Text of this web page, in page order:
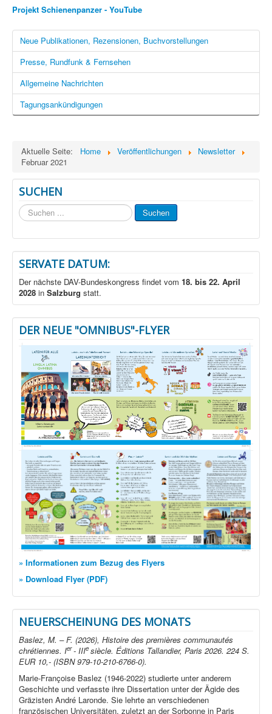
Projekt Schienenpanzer - YouTube
Neue Publikationen, Rezensionen, Buchvorstellungen
Presse, Rundfunk & Fernsehen
Allgemeine Nachrichten
Tagungsankündigungen
Aktuelle Seite: Home Veröffentlichungen
Newsletter
Februar 2021
SUCHEN
Suchen
...
Suchen
SERVATE DATUM:
Der nächste DAV-Bundeskongress findet vom 18. bis 22. April
2028 in Salzburg statt.
DER NEUE "OMNIBUS"-FLYER
» Informationen zum Bezug des Flyers
» Download Flyer (PDF)
NEUERSCHEINUNG DES MONATS
Baslez, M. – F. (2026), Histoire des premières communautés
chrétiennes. Ier- IIIe siècle. Éditions Tallandier, Paris 2026. 224 S.
EUR 10,- (ISBN 979-10-210-6766-0).
Marie-Françoise Baslez (1946-2022) studierte unter anderem
Geschichte und verfasste ihre Dissertation unter der Ägide des
Gräzisten André Laronde. Sie lehrte an verschiedenen
französischen Universitäten, zuletzt an der Sorbonne in Paris